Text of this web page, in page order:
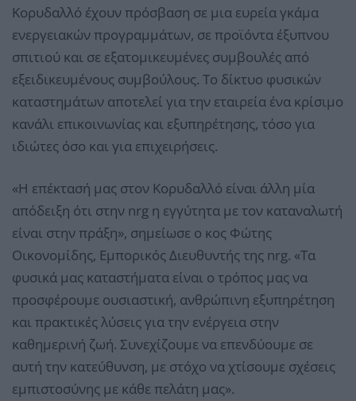
Κορυδαλλό έχουν πρόσβαση σε μια ευρεία γκάμα
ενεργειακών προγραμμάτων, σε προϊόντα έξυπνου
σπιτιού και σε εξατομικευμένες συμβουλές από
εξειδικευμένους συμβούλους. Το δίκτυο φυσικών
καταστημάτων αποτελεί για την εταιρεία ένα κρίσιμο
κανάλι επικοινωνίας και εξυπηρέτησης, τόσο για
ιδιώτες όσο και για επιχειρήσεις.
«Η επέκτασή μας στον Κορυδαλλό είναι άλλη μία
απόδειξη ότι στην nrg η εγγύτητα με τον καταναλωτή
είναι στην πράξη», σημείωσε ο κος Φώτης
Οικονομίδης, Εμπορικός Διευθυντής της nrg. «Τα
φυσικά μας καταστήματα είναι ο τρόπος μας να
προσφέρουμε ουσιαστική, ανθρώπινη εξυπηρέτηση
και πρακτικές λύσεις για την ενέργεια στην
καθημερινή ζωή. Συνεχίζουμε να επενδύουμε σε
αυτή την κατεύθυνση, με στόχο να χτίσουμε σχέσεις
εμπιστοσύνης με κάθε πελάτη μας».